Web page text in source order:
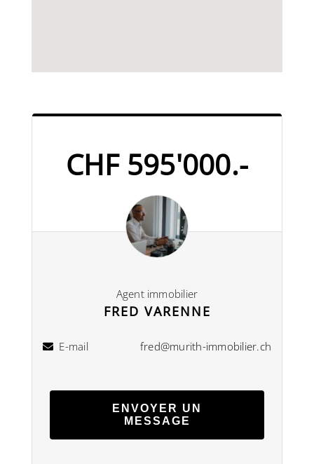
CHF 595'000.-
Agent immobilier
FRED VARENNE
E-mail fred@murith-immobilier.ch
ENVOYER UN
MESSAGE